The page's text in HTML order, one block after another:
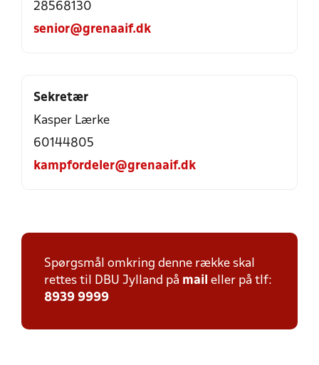
28568130
senior@grenaaif.dk
Sekretær
Kasper Lærke
60144805
kampfordeler@grenaaif.dk
Spørgsmål omkring denne række skal
rettes til DBU Jylland på mail eller på tlf:
8939 9999